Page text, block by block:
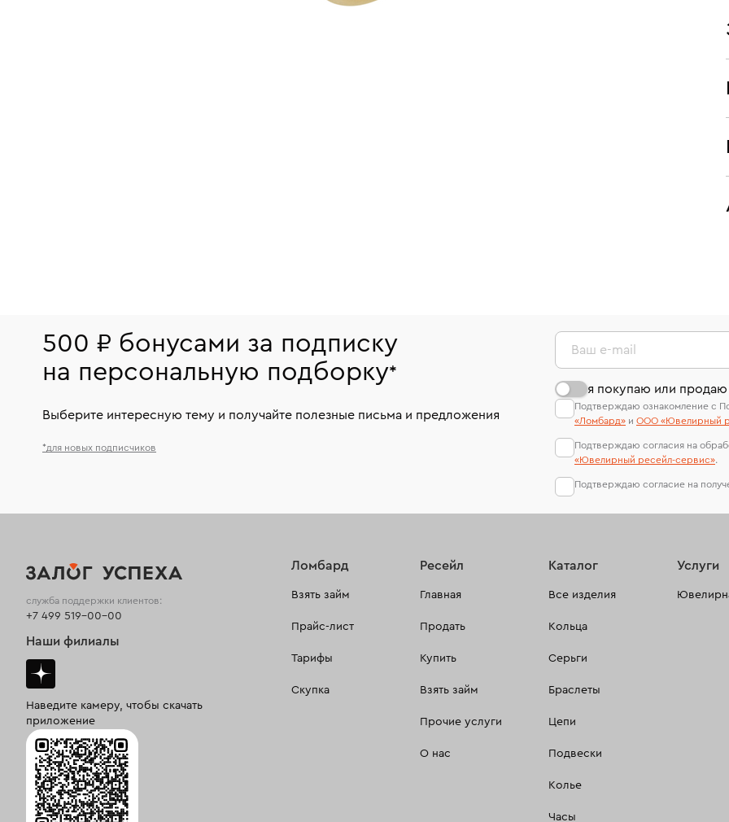
500 ₽ бонусами за подписку
на персональную подборку*
Выберите интересную тему и получайте полезные письма и предложения
*для новых подписчиков
Ваш e-mail
я покупаю или
Подтверждаю ознакомление с
«Ломбард» и ООО «Ювелирный
Подтверждаю согласия на
«Ювелирный ресейл-сервиc».
Подтверждаю согласие на
Ломбард
Взять займ
Прайс-лист
Тарифы
Скупка
Ресейл
Главная
Продать
Купить
Взять займ
Прочие услуги
О нас
Каталог
Все изделия
Кольца
Серьги
Браслеты
Цепи
Подвески
Колье
Часы
Услуги
служба поддержки клиентов:
+7 499 519-00-00
Наши филиалы
Наведите камеру, чтобы скачать
приложение